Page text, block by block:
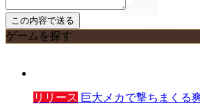
ゲームを探す
リリース 巨大メカで撃ちまくる